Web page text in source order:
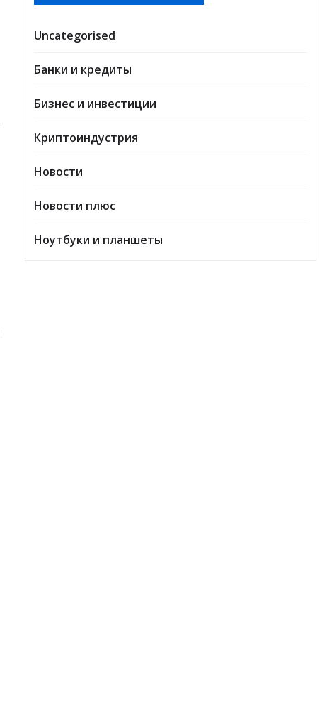
Uncategorised
Банки и кредиты
Бизнес и инвестиции
Криптоиндустрия
Новости
Новости плюс
Ноутбуки и планшеты